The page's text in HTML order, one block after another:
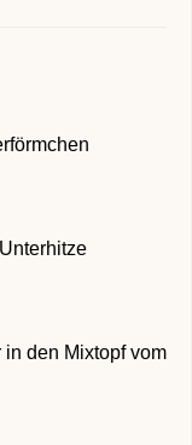
den Mixtopf vom